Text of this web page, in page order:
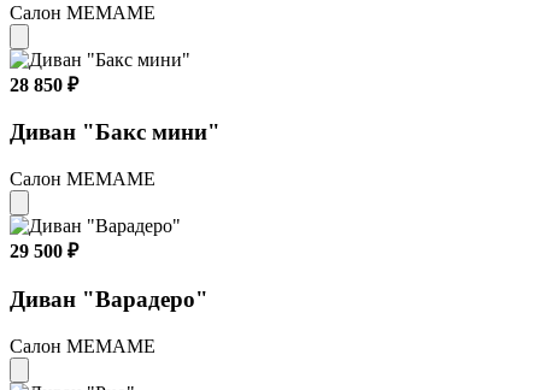
Салон МЕМАМЕ
28 850 ₽
Диван "Бакс мини"
Салон МЕМАМЕ
29 500 ₽
Диван "Варадеро"
Салон МЕМАМЕ